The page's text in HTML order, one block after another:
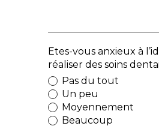
Etes-vous anxieux à
réaliser des soins
Pas du tout
Un peu
Moyennement
Beaucoup